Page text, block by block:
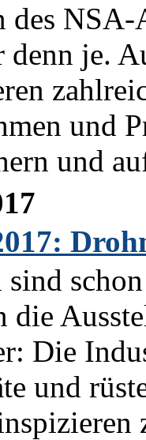
des NSA-
denn je.
und
und
die
Die
und